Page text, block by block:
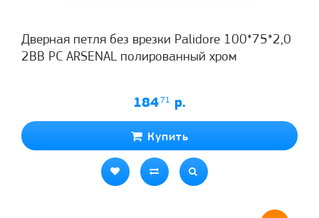
Дверная петля без врезки Palidore 100*75*2,0
2ВВ PC ARSENAL полированный хром
184.71 р.
Купить